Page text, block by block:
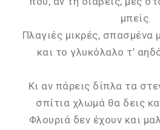
μπείς.
Πλαγιές μικρές, σπασμένα
και το γλυκόλαλο τ’
Κι αν πάρεις δίπλα τα
σπίτια χλωμά θα δεις
Φλουριά δεν έχουν και